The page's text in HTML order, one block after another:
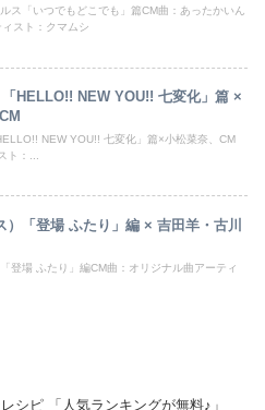
ス「いつでもどこでも」篇CM曲：あったかいん
スト：クマムシ
HELLO!! NEW YOU!! 七変化」篇 ×
NEW YOU!! 七変化」篇×小松菜奈、CM
ト：...
）「登場 ふたり」編 × 吉田羊・古川
登場 ふたり」編CM曲：オリジナル曲アーティ
シピ 「人気ランキングが無料♪」